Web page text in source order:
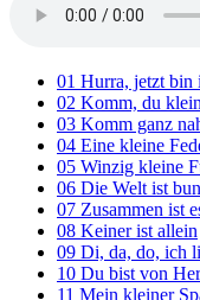
01 Hurra, jetzt bin
02 Komm, du
03 Komm ganz
04 Eine kleine
05 Winzig kleine
06 Die Welt ist
07 Zusammen ist
08 Keiner ist allein
09 Di, da, do, ich
10 Du bist von
11 Mein kleiner